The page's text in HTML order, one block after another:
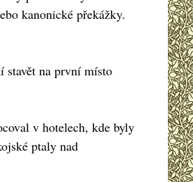
kanonické překážky.
stavět na první místo
v hotelech, kde byly
ptaly nad